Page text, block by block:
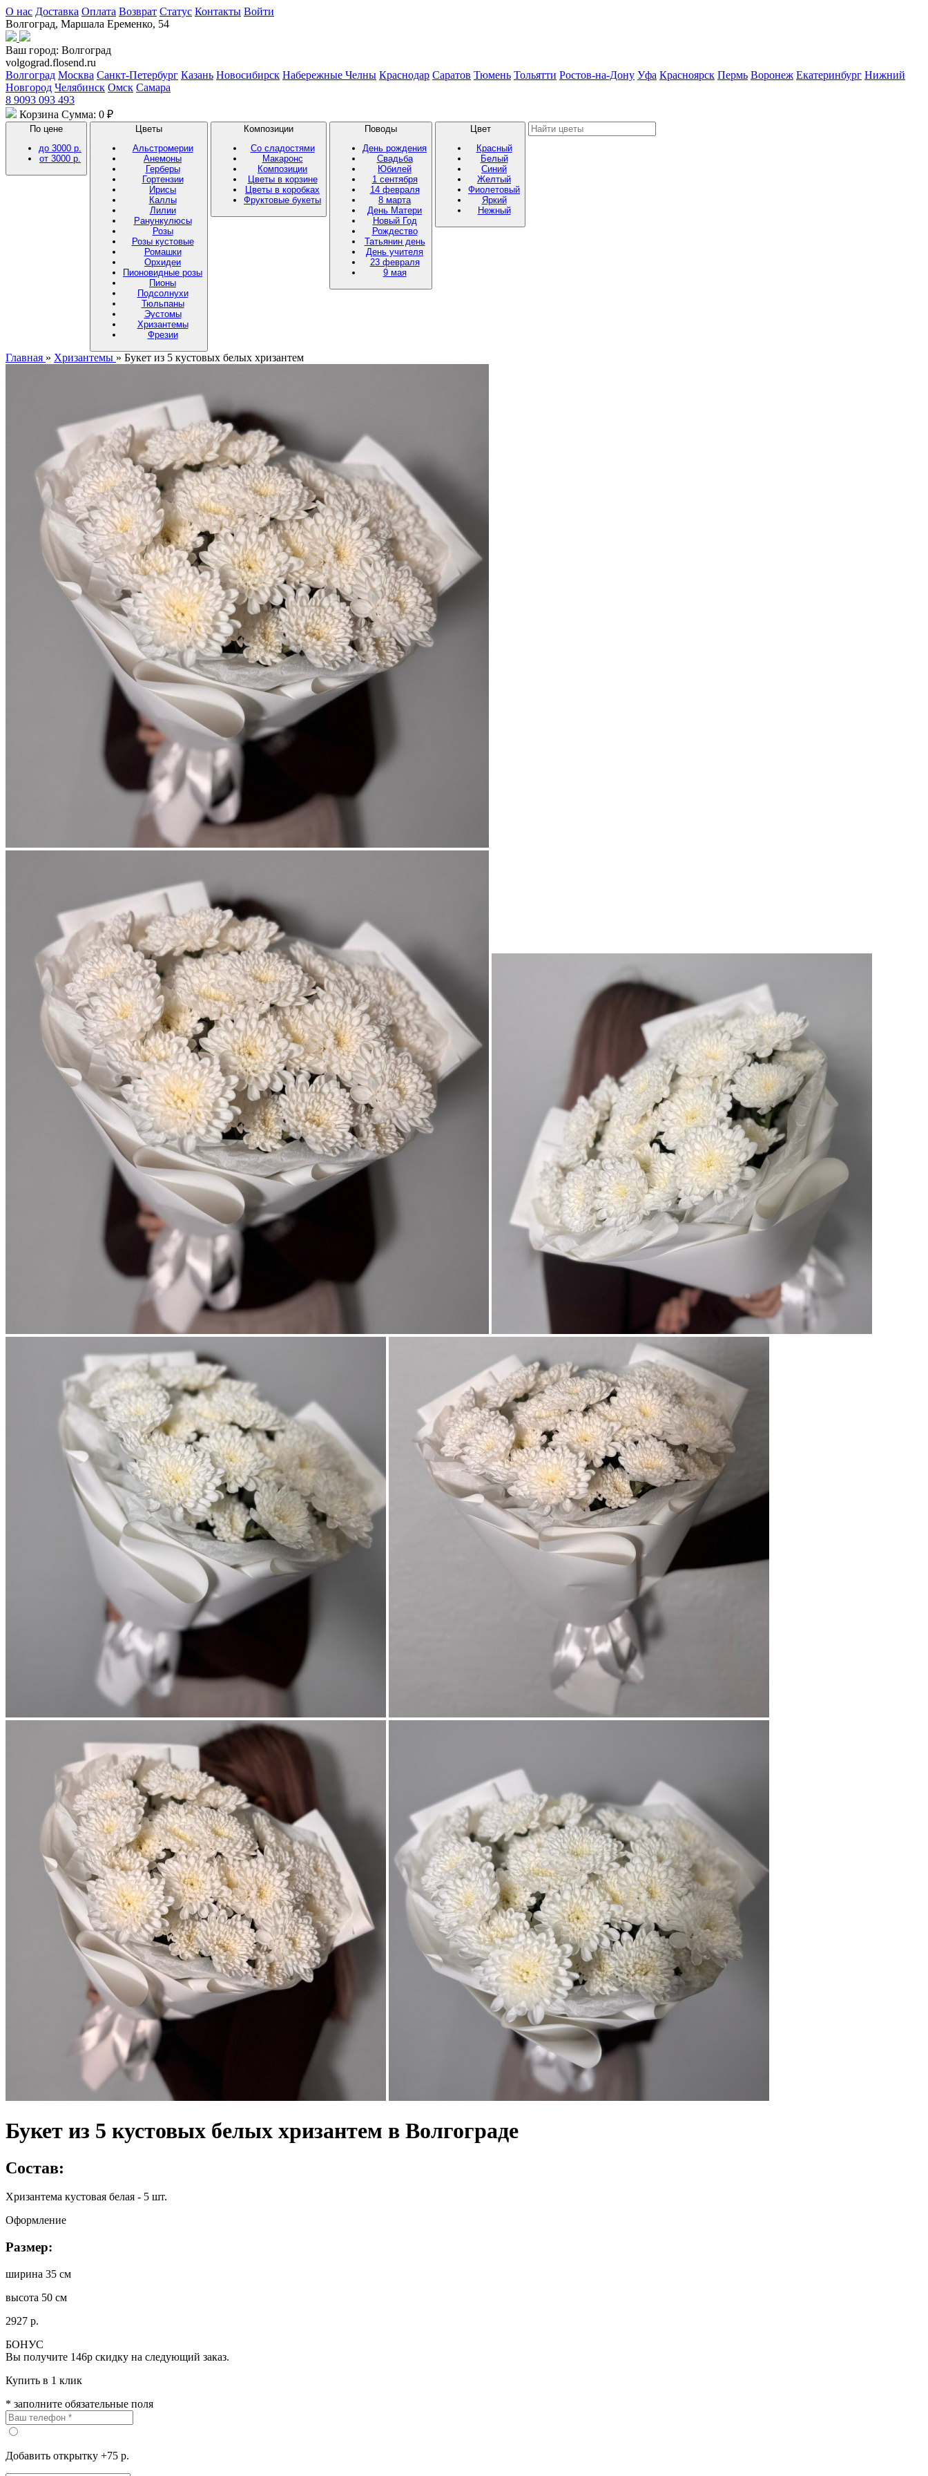
О нас Доставка Оплата Возврат Статус Контакты Войти
Волгоград, Маршала Еременко, 54
Ваш город: Волгоград
volgograd.flosend.ru
Волгоград Москва Санкт-Петербург Казань Новосибирск Набережные Челны Краснодар Саратов Тюмень Тольятти Ростов-на-Дону Уфа Красноярск Пермь Воронеж Екатеринбург Нижний
Новгород Челябинск Омск Самара
8 9093 093 493
Корзина Сумма: 0 ₽
По цене
до 3000 р.
от 3000 р.
Цветы
Альстромерии
Анемоны
Герберы
Гортензии
Ирисы
Каллы
Лилии
Ранункулюсы
Розы
Розы кустовые
Ромашки
Орхидеи
Пионовидные розы
Пионы
Подсолнухи
Тюльпаны
Эустомы
Хризантемы
Фрезии
Композиции
Со сладостями
Макаронс
Композиции
Цветы в корзине
Цветы в коробках
Фруктовые букеты
Поводы
День рождения
Свадьба
Юбилей
1 сентября
14 февраля
8 марта
День Матери
Новый Год
Рождество
Татьянин день
День учителя
23 февраля
9 мая
Цвет
Красный
Белый
Синий
Желтый
Фиолетовый
Яркий
Нежный
Главная » Хризантемы » Букет из 5 кустовых белых хризантем
Букет из 5 кустовых белых хризантем в Волгограде
Состав:
Хризантема кустовая белая - 5 шт.
Оформление
Размер:
ширина 35 см
высота 50 см
2927 р.
БОНУС
Вы получите 146р скидку на следующий заказ.
Купить в 1 клик
* заполните обязательные поля
Добавить открытку +75 р.